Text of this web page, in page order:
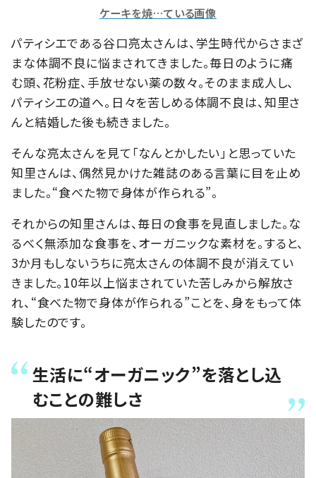
ケーキを焼…ている画像
パティシエである谷口亮太さんは、学生時代からさまざ
まな体調不良に悩まされてきました。毎日のように痛
む頭、花粉症、手放せない薬の数々。そのまま成人し、
パティシエの道へ。日々を苦しめる体調不良は、知里さ
んと結婚した後も続きました。
そんな亮太さんを見て「なんとかしたい」と思っていた
知里さんは、偶然見かけた雑誌のある言葉に目を止め
ました。“食べた物で身体が作られる”。
それからの知里さんは、毎日の食事を見直しました。な
るべく無添加な食事を、オーガニックな素材を。すると、
3か月もしないうちに亮太さんの体調不良が消えてい
きました。10年以上悩まされていた苦しみから解放さ
れ、“食べた物で身体が作られる”ことを、身をもって体
験したのです。
生活に“オーガニック”を落とし込
むことの難しさ